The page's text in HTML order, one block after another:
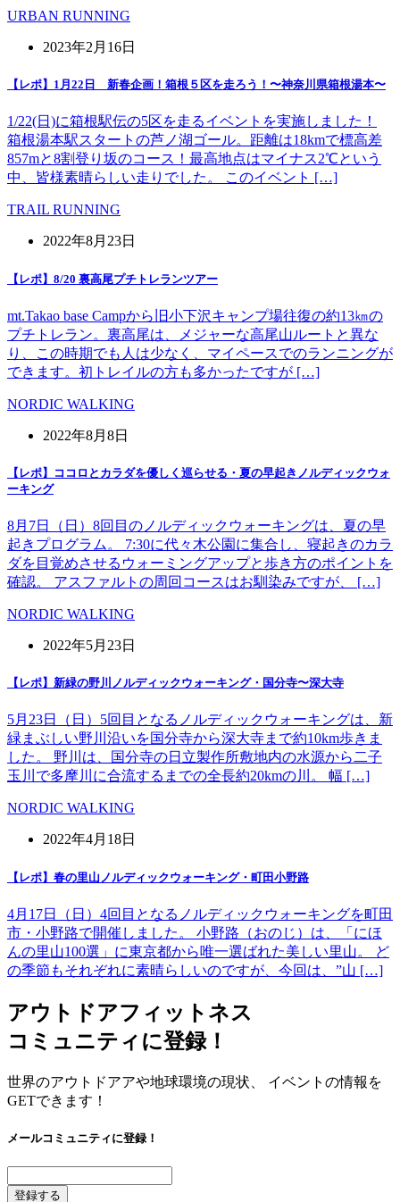
URBAN RUNNING
2023年2月16日
【レポ】1月22日 新春企画！箱根５区を走ろう！〜神奈川県箱根湯本〜
1/22(日)に箱根駅伝の5区を走るイベントを実施しました！
箱根湯本駅スタートの芦ノ湖ゴール。距離は18kmで標高差
857mと8割登り坂のコース！最高地点はマイナス2℃という
中、皆様素晴らしい走りでした。 このイベント […]
TRAIL RUNNING
2022年8月23日
【レポ】8/20 裏高尾プチトレランツアー
mt.Takao base Campから旧小下沢キャンプ場往復の約13㎞の
プチトレラン。裏高尾は、メジャーな高尾山ルートと異な
り、この時期でも人は少なく、マイペースでのランニングが
できます。初トレイルの方も多かったですが […]
NORDIC WALKING
2022年8月8日
【レポ】ココロとカラダを優しく巡らせる・夏の早起きノルディックウォ
ーキング
8月7日（日）8回目のノルディックウォーキングは、夏の早
起きプログラム。 7:30に代々木公園に集合し、寝起きのカラ
ダを目覚めさせるウォーミングアップと歩き方のポイントを
確認。 アスファルトの周回コースはお馴染みですが、 […]
NORDIC WALKING
2022年5月23日
【レポ】新緑の野川ノルディックウォーキング・国分寺〜深大寺
5月23日（日）5回目となるノルディックウォーキングは、新
緑まぶしい野川沿いを国分寺から深大寺まで約10km歩きま
した。 野川は、国分寺の日立製作所敷地内の水源から二子
玉川で多摩川に合流するまでの全長約20kmの川。 幅 […]
NORDIC WALKING
2022年4月18日
【レポ】春の里山ノルディックウォーキング・町田小野路
4月17日（日）4回目となるノルディックウォーキングを町田
市・小野路で開催しました。 小野路（おのじ）は、「にほ
んの里山100選」に東京都から唯一選ばれた美しい里山。 ど
の季節もそれぞれに素晴らしいのですが、今回は、”山 […]
アウトドアフィットネス
コミュニティに登録！
世界のアウトドアアや地球環境の現状、 イベントの情報を
GETできます！
メールコミュニティに登録！